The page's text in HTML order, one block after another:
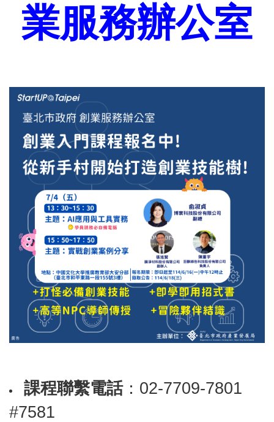
業服務辦公室
課程聯繫電話： 02-7709-7801
#7581